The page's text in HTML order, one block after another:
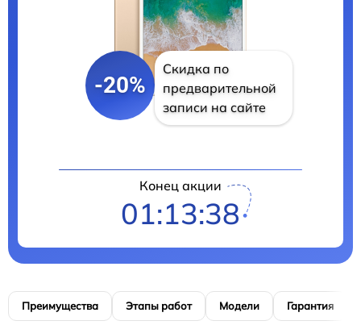
-20%
Скидка по
предварительной
записи на сайте
Конец акции
01:13:38
Преимущества Этапы работ Модели Гарантия